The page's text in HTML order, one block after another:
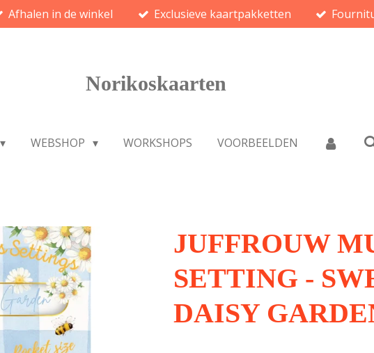
Afhalen in de winkel Exclusieve kaartpakketten
Norikoskaarten
WEBSHOP WORKSHOPS VOORBEELDEN
JUFFROUW
SETTING -
DAISY